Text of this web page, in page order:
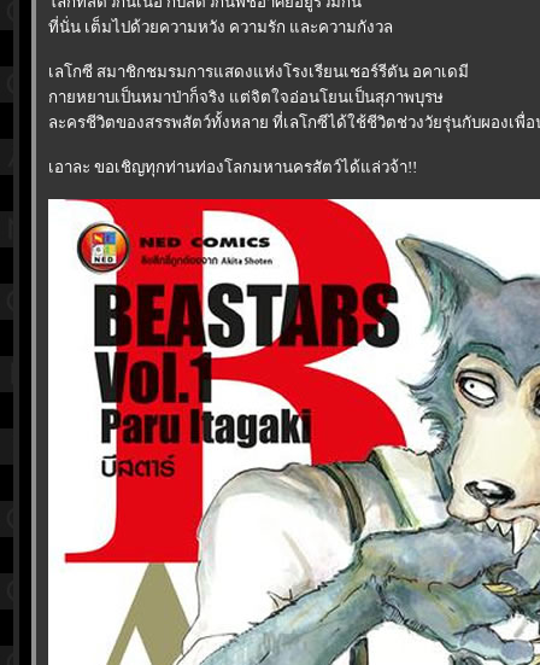
ที่นั่น เต็มไปด้วยความหวัง ความรัก และความกังวล
เลโกซี สมาชิกชมรมการแสดงแห่งโรงเรียนเชอร์รีตัน อคาเดมี
กายหยาบเป็นหมาป่าก็จริง แต่จิตใจอ่อนโยนเป็นสุภาพบุรษ
ละครชีวิตของสรรพสัตว์ทั้งหลาย ที่เลโกซีได้ใช้ชีวิตช่วงวัยรุ่นกับผองเพื่
เอาละ ขอเชิญทุกท่านท่องโลกมหานครสัตว์ได้แล่วจ้า!!